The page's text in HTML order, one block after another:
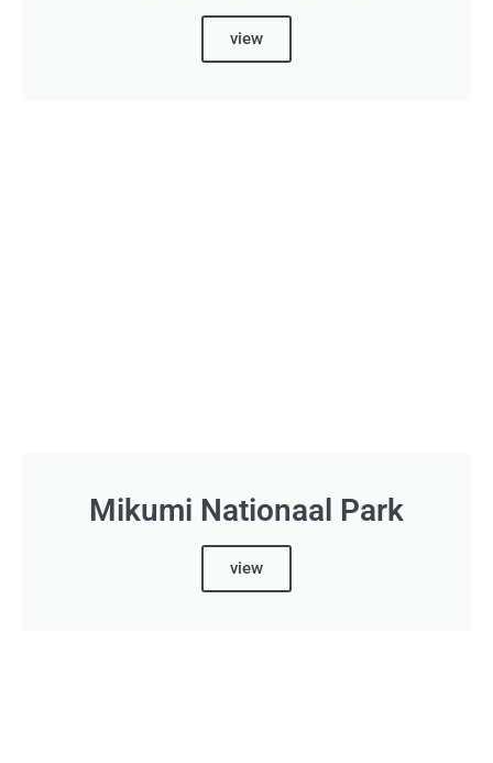
view
Mikumi Nationaal Park
view